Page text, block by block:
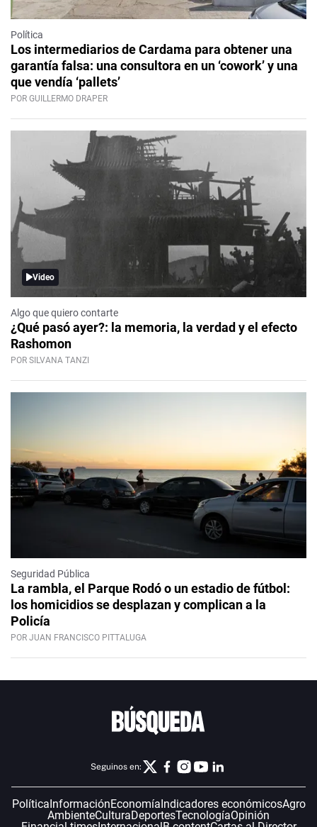
Política
Los intermediarios de Cardama para obtener una
garantía falsa: una consultora en un ‘cowork’ y una
que vendía ‘pallets’
POR GUILLERMO DRAPER
Video
Algo que quiero contarte
¿Qué pasó ayer?: la memoria, la verdad y el efecto
Rashomon
POR SILVANA TANZI
Seguridad Pública
La rambla, el Parque Rodó o un estadio de fútbol:
los homicidios se desplazan y complican a la
Policía
POR JUAN FRANCISCO PITTALUGA
Seguinos en:
Política InformaciónEconomía Indicadores económicosAgro
AmbienteCulturaDeportesTecnologíaOpinión